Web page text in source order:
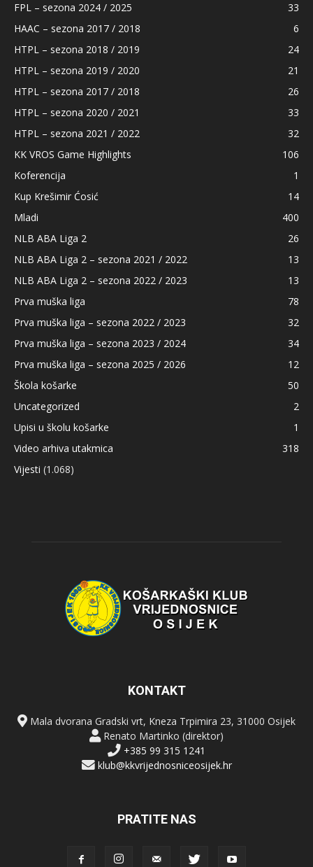
FPL – sezona 2024 / 2025
33
HAAC – sezona 2017 / 2018
6
HTPL – sezona 2018 / 2019
24
HTPL – sezona 2019 / 2020
21
HTPL – sezona 2017 / 2018
26
HTPL – sezona 2020 / 2021
33
HTPL – sezona 2021 / 2022
32
KK VROS Game Highlights
106
Koferencija
1
Kup Krešimir Ćosić
14
Mladi
400
NLB ABA Liga 2
26
NLB ABA Liga 2 – sezona 2021 / 2022
13
NLB ABA Liga 2 – sezona 2022 / 2023
13
Prva muška liga
78
Prva muška liga – sezona 2022 / 2023
32
Prva muška liga – sezona 2023 / 2024
34
Prva muška liga – sezona 2025 / 2026
12
Škola košarke
50
Uncategorized
2
Upisi u školu košarke
1
Video arhiva utakmica
318
Vijesti (1.068)
KONTAKT
Mala dvorana Gradski vrt, Kneza Trpimira 23, 31000 Osijek
Renato Martinko (direktor)
+385 99 315 1241
klub@kkvrijednosniceosijek.hr
PRATITE NAS